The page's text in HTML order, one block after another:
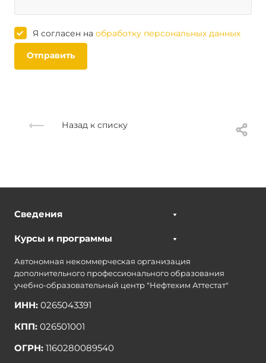
Я согласен на обработку персональных данных
Отправить
Назад к списку
Сведения
Курсы и программы
Автономная некоммерческая организация
дополнительного профессионального образования
учебно-образовательный центр "Нефтехим Аттестат"
ИНН: 0265043391
КПП: 026501001
ОГРН: 1160280089540